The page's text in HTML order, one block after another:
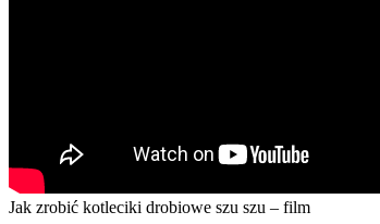
Jak zrobić kotleciki drobiowe szu szu – film